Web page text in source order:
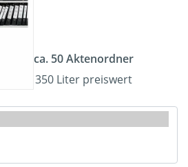
ca. 50 Aktenordner
350 Liter preiswert